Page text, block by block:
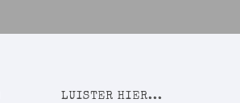
LUISTER HIER...